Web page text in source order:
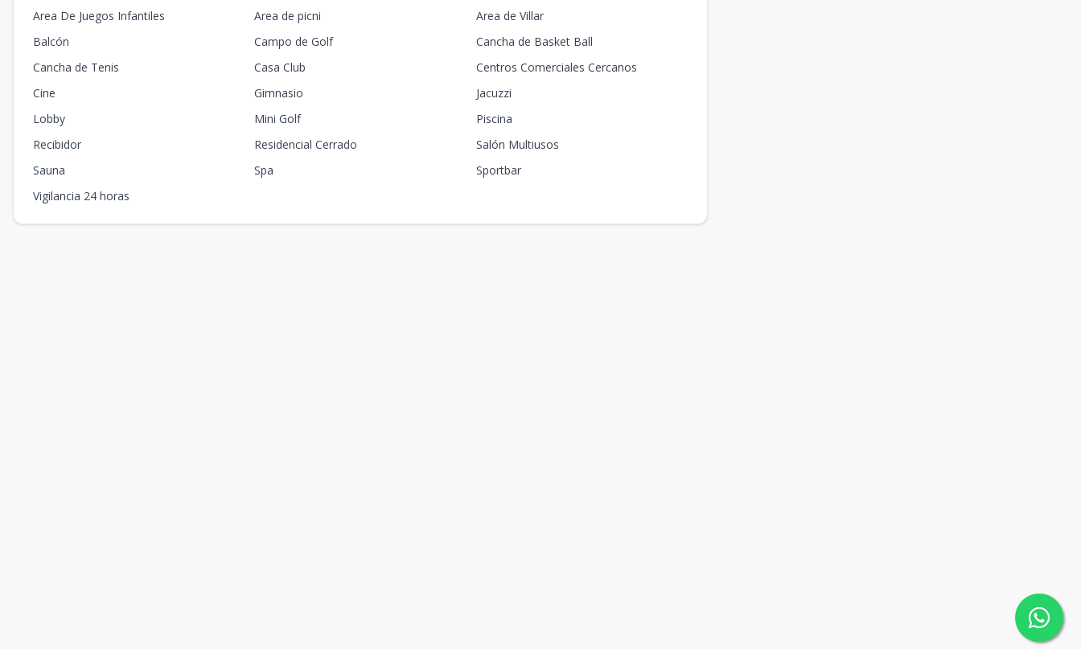
Area De Juegos Infantiles Area de picni
Area de Villar
Balcón
Campo de Golf
Cancha de Basket Ball
Cancha de Tenis
Casa Club
Centros Comerciales Cercanos
Cine
Gimnasio
Jacuzzi
Lobby
Mini Golf
Piscina
Recibidor
Residencial Cerrado
Salón Multiusos
Sauna
Spa
Sportbar
Vigilancia 24 horas